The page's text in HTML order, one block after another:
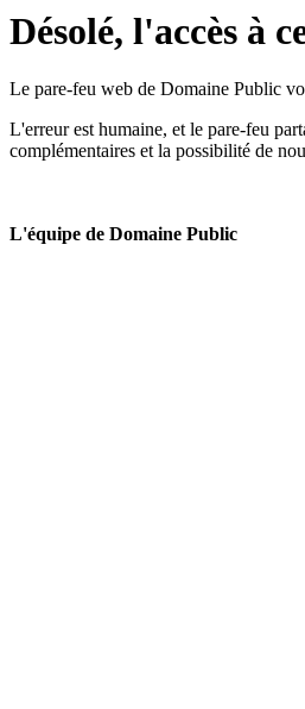
Désolé, l'accès à
Le pare-feu web de Domaine Public
L'erreur est humaine, et le pare-feu
complémentaires et la possibilité de
L'équipe de Domaine Public